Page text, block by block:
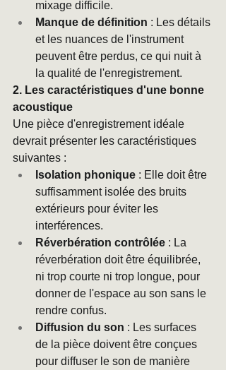
mixage difficile.
Manque de définition : Les détails
et les nuances de l'instrument
peuvent être perdus, ce qui nuit à
la qualité de l'enregistrement.
2. Les caractéristiques d'une bonne
acoustique
Une pièce d'enregistrement idéale
devrait présenter les caractéristiques
suivantes :
Isolation phonique : Elle doit être
suffisamment isolée des bruits
extérieurs pour éviter les
interférences.
Réverbération contrôlée : La
réverbération doit être équilibrée,
ni trop courte ni trop longue, pour
donner de l'espace au son sans le
rendre confus.
Diffusion du son : Les surfaces
de la pièce doivent être conçues
pour diffuser le son de manière